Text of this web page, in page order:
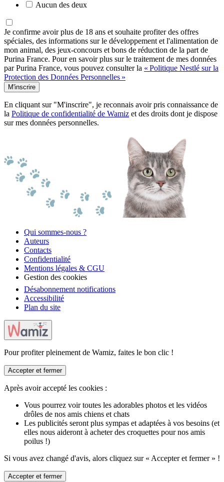
Aucun des deux
Je confirme avoir plus de 18 ans et souhaite profiter des offres
spéciales, des informations sur le développement et l'alimentation de
mon animal, des jeux-concours et bons de réduction de la part de
Purina France. Pour en savoir plus sur le traitement de mes données
par Purina France, vous pouvez consulter la « Politique Nestlé sur la
Protection des Données Personnelles »
M'inscrire
En cliquant sur "M'inscrire", je reconnais avoir pris connaissance de
la Politique de confidentialité de Wamiz et des droits dont je dispose
sur mes données personnelles.
Qui sommes-nous ?
Auteurs
Contacts
Confidentialité
Mentions légales & CGU
Gestion des cookies
Désabonnement notifications
Accessibilité
Plan du site
Pour profiter pleinement de Wamiz, faites le bon clic !
Accepter et fermer
Après avoir accepté les cookies :
Vous pourrez voir toutes les adorables photos et les vidéos
drôles de nos amis chiens et chats
Les publicités seront plus sympas et adaptées à vos besoins (et
elles nous aideront à acheter des croquettes pour nos amis
poilus !)
Si vous avez changé d'avis, alors cliquez sur « Accepter et fermer » !
Accepter et fermer